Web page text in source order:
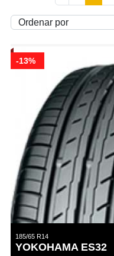
-13%
185/65 R14
YOKOHAMA ES32